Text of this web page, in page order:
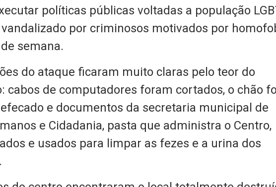
políticas públicas voltadas a população
por criminosos motivados por
semana.
do ataque ficaram muito claras pelo teor do
cabos de computadores foram cortados, o chão
e documentos da secretaria municipal de
e Cidadania, pasta que administra o Centro,
e usados para limpar as fezes e a urina dos